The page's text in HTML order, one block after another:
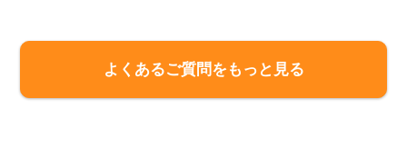
よくあるご質問をもっと見る